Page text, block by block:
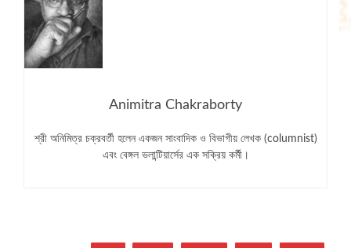
Animitra Chakraborty
শ্রী অনিমিত্র চক্রবর্তী হলেন একজন সাংবাদিক ও বিভাগীয় লেখক (columnist)
এবং বেঙ্গল ভলান্টিয়ার্সের এক সক্রিয় কর্মী।